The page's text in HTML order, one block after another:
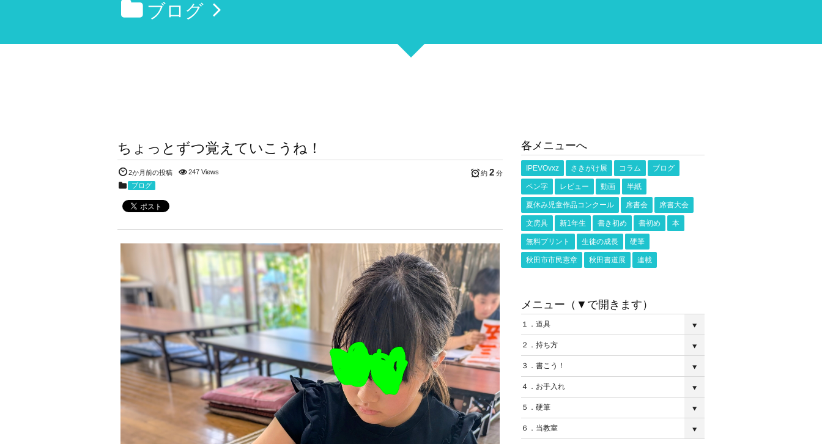
ブログ
ちょっとずつ覚えていこうね！
2か月前の投稿 247 Views 約 2 分
ブログ
各メニューへ
IPEVOvxz さきがけ展 コラム ブログ
ペン字 レビュー 動画 半紙
夏休み児童作品コンクール 席書会 席書大会
文房具 新1年生 書き初め 書初め 本
無料プリント 生徒の成長 硬筆
秋田市市民憲章 秋田書道展 連載
メニュー（▼で開きます）
１．道具
２．持ち方
３．書こう！
４．お手入れ
５．硬筆
６．当教室